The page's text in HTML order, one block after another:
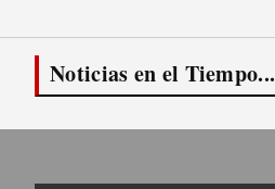
Noticias en el Tiempo...